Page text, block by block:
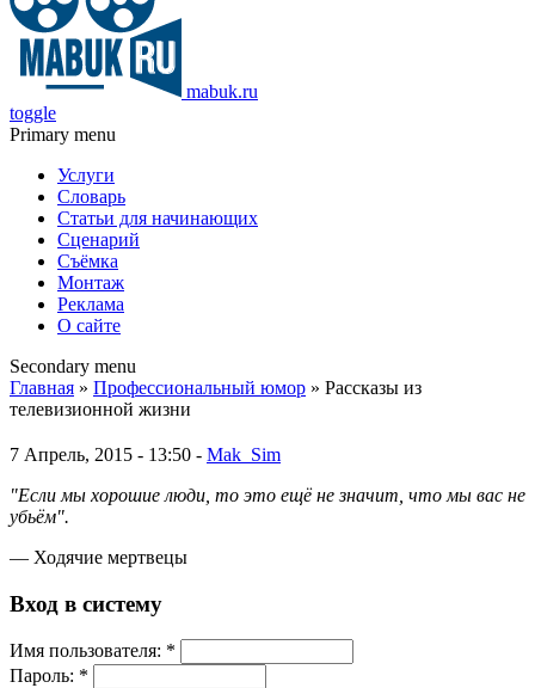
mabuk.ru
toggle
Primary menu
Услуги
Словарь
Статьи для начинающих
Сценарий
Съёмка
Монтаж
Реклама
О сайте
Secondary menu
Главная » Профессиональный юмор » Рассказы из
телевизионной жизни
7 Апрель, 2015 - 13:50 - Mak_Sim
"Если мы хорошие люди, то это ещё не значит, что мы вас не
убьём".
— Ходячие мертвецы
Вход в систему
Имя пoльзовaтeля: *
Пароль: *